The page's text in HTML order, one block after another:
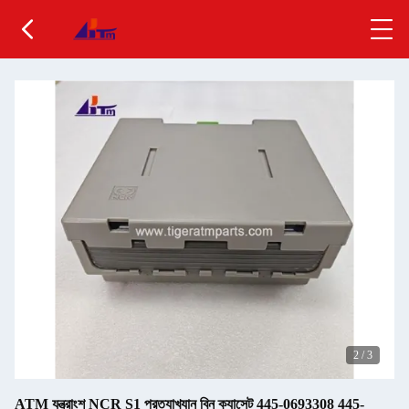
2 / 3
ATM যন্ত্রাংশ NCR S1 প্রত্যাখ্যান বিন ক্যাসেট 445-0693308 445-